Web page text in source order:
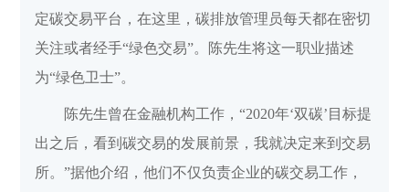
定碳交易平台，在这里，碳排放管理员每天都在密切
关注或者经手“绿色交易”。陈先生将这一职业描述
为“绿色卫士”。
陈先生曾在金融机构工作，“2020年‘双碳’目标提
出之后，看到碳交易的发展前景，我就决定来到交易
所。”据他介绍，他们不仅负责企业的碳交易工作，